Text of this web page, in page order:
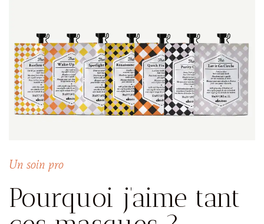
Un soin pro
Pourquoi j’aime tant